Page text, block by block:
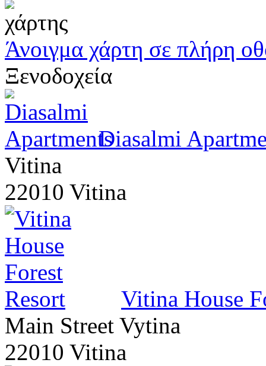
Άνοιγμα χάρτη σε πλήρη
Ξενοδοχεία
Diasalmi
Vitina
22010 Vitina
Vitina House
Main Street Vytina
22010 Vitina